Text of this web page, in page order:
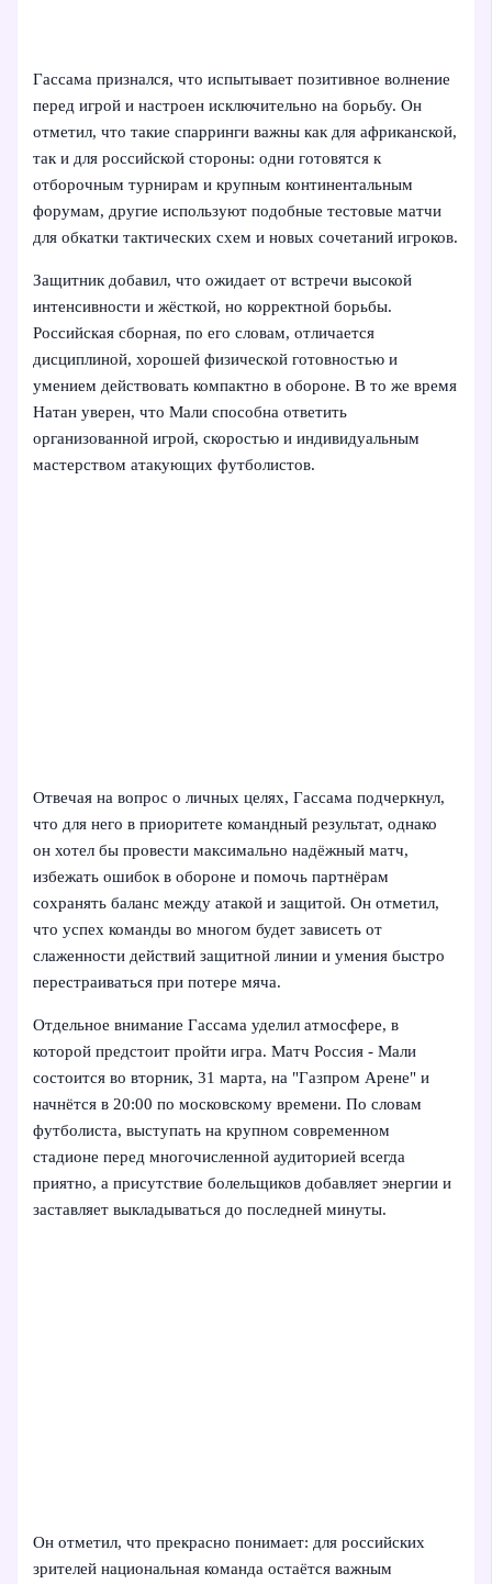
Гассама признался, что испытывает позитивное волнение
перед игрой и настроен исключительно на борьбу. Он
отметил, что такие спарринги важны как для африканской,
так и для российской стороны: одни готовятся к
отборочным турнирам и крупным континентальным
форумам, другие используют подобные тестовые матчи
для обкатки тактических схем и новых сочетаний игроков.
Защитник добавил, что ожидает от встречи высокой
интенсивности и жёсткой, но корректной борьбы.
Российская сборная, по его словам, отличается
дисциплиной, хорошей физической готовностью и
умением действовать компактно в обороне. В то же время
Натан уверен, что Мали способна ответить
организованной игрой, скоростью и индивидуальным
мастерством атакующих футболистов.
Отвечая на вопрос о личных целях, Гассама подчеркнул,
что для него в приоритете командный результат, однако
он хотел бы провести максимально надёжный матч,
избежать ошибок в обороне и помочь партнёрам
сохранять баланс между атакой и защитой. Он отметил,
что успех команды во многом будет зависеть от
слаженности действий защитной линии и умения быстро
перестраиваться при потере мяча.
Отдельное внимание Гассама уделил атмосфере, в
которой предстоит пройти игра. Матч Россия - Мали
состоится во вторник, 31 марта, на "Газпром Арене" и
начнётся в 20:00 по московскому времени. По словам
футболиста, выступать на крупном современном
стадионе перед многочисленной аудиторией всегда
приятно, а присутствие болельщиков добавляет энергии и
заставляет выкладываться до последней минуты.
Он отметил, что прекрасно понимает: для российских
зрителей национальная команда остаётся важным